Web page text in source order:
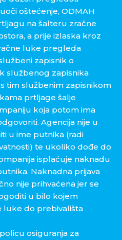
oštećenje, ODMAH
na šalteru zračne
a prije izlaska kroz
luke pregleda
zapisnik o
službenog zapisnika
tim službenim zapisnikom
prtljage šalje
koja potom ima
Agencija nije u
u ime putnika (radi
te ukoliko dođe do
isplaćuje naknadu
Naknadna prijava
nije prihvaćena jer se
u bilo kojem
do prebivališta
osiguranja za